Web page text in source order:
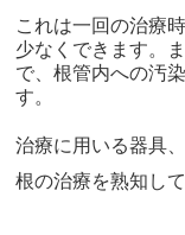
これは一回の治療
少なくできます。
で、根管内への汚
す。
治療に用いる器具
根の治療を熟知し